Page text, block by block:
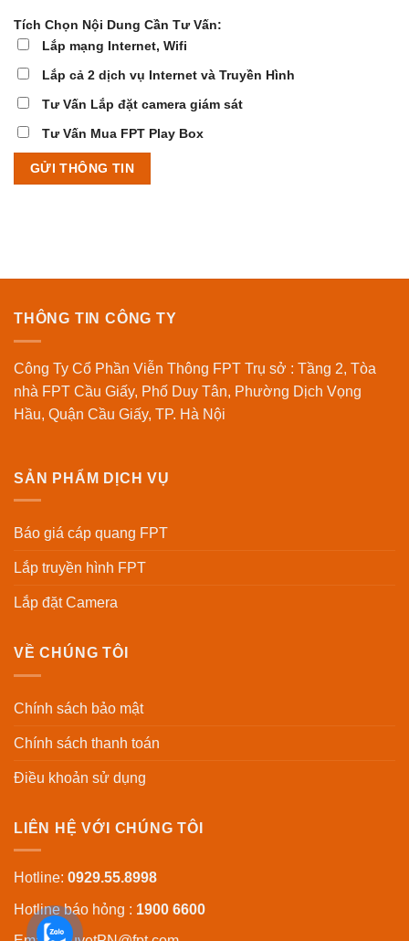
Tích Chọn Nội Dung Cần Tư Vấn:
Lắp mạng Internet, Wifi
Lắp cả 2 dịch vụ Internet và Truyền Hình
Tư Vấn Lắp đặt camera giám sát
Tư Vấn Mua FPT Play Box
THÔNG TIN CÔNG TY
Công Ty Cổ Phần Viễn Thông FPT Trụ sở : Tầng 2, Tòa
nhà FPT Cầu Giấy, Phố Duy Tân, Phường Dịch Vọng
Hầu, Quận Cầu Giấy, TP. Hà Nội
SẢN PHẨM DỊCH VỤ
Báo giá cáp quang FPT
Lắp truyền hình FPT
Lắp đặt Camera
VỀ CHÚNG TÔI
Chính sách bảo mật
Chính sách thanh toán
Điều khoản sử dụng
LIÊN HỆ VỚI CHÚNG TÔI
Hotline: 0929.55.8998
Hotline báo hỏng : 1900 6600